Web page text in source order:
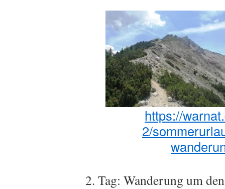
https://
2/
2. Tag: Wanderung um